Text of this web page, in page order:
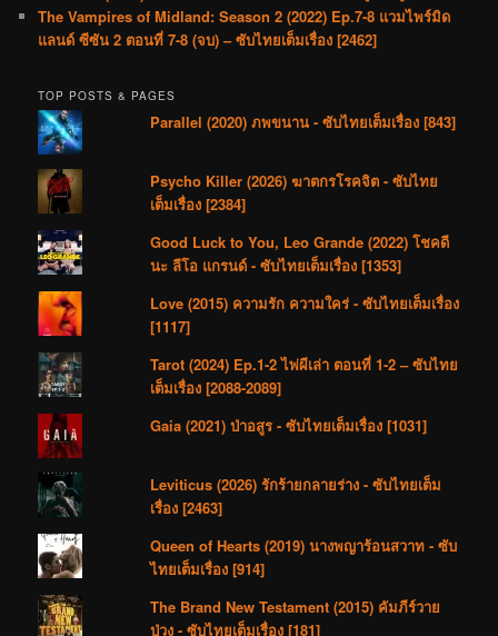
The Vampires of Midland: Season 2 (2022) Ep.7-8 แวมไพร์มิด
แลนด์ ซีซัน 2 ตอนที่ 7-8 (จบ) – ซับไทยเต็มเรื่อง [2462]
TOP POSTS & PAGES
Parallel (2020) ภพขนาน - ซับไทยเต็มเรื่อง [843]
Psycho Killer (2026) ฆาตกรโรคจิต - ซับไทย
เต็มเรื่อง [2384]
Good Luck to You, Leo Grande (2022) โชคดี
นะ ลีโอ แกรนด์ - ซับไทยเต็มเรื่อง [1353]
Love (2015) ความรัก ความใคร่ - ซับไทยเต็มเรื่อง
[1117]
Tarot (2024) Ep.1-2 ไพ่ผีเล่า ตอนที่ 1-2 – ซับไทย
เต็มเรื่อง [2088-2089]
Gaia (2021) ป่าอสูร - ซับไทยเต็มเรื่อง [1031]
Leviticus (2026) รักร้ายกลายร่าง - ซับไทยเต็ม
เรื่อง [2463]
Queen of Hearts (2019) นางพญาร้อนสวาท - ซับ
ไทยเต็มเรื่อง [914]
The Brand New Testament (2015) คัมภีร์วาย
ป่วง - ซับไทยเต็มเรื่อง [181]